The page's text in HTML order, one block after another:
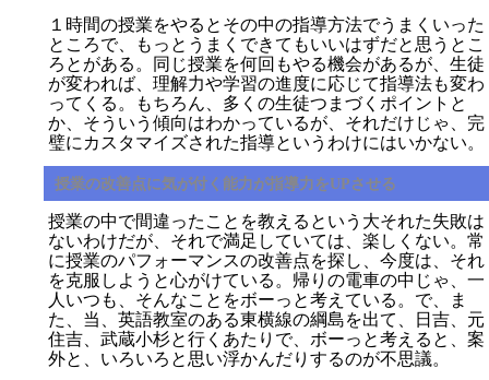
１時間の授業をやるとその中の指導方法でうまくいった
ところで、もっとうまくできてもいいはずだと思うとこ
ろとがある。同じ授業を何回もやる機会があるが、生徒
が変われば、理解力や学習の進度に応じて指導法も変わ
ってくる。もちろん、多くの生徒つまづくポイントと
か、そういう傾向はわかっているが、それだけじゃ、完
璧にカスタマイズされた指導というわけにはいかない。
授業の改善点に気が付く能力が指導力をUPさせる
授業の中で間違ったことを教えるという大それた失敗は
ないわけだが、それで満足していては、楽しくない。常
に授業のパフォーマンスの改善点を探し、今度は、それ
を克服しようと心がけている。帰りの電車の中じゃ、一
人いつも、そんなことをボーっと考えている。で、ま
た、当、英語教室のある東横線の綱島を出て、日吉、元
住吉、武蔵小杉と行くあたりで、ボーっと考えると、案
外と、いろいろと思い浮かんだりするのが不思議。